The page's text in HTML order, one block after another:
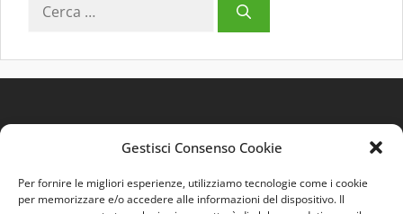
Gestisci Consenso Cookie
Per fornire le migliori esperienze, utilizziamo tecnologie come i cookie
per memorizzare e/o accedere alle informazioni del dispositivo. Il
per: